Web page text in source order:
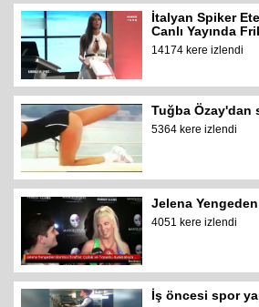
İtalyan Spiker
Canlı Yayında
14174 kere izlendi
Tuğba Özay'dan
5364 kere izlendi
Jelena
4051 kere izlendi
İş öncesi spor